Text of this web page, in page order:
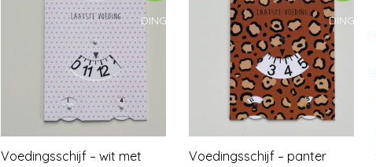
DING!
Voedingsschijf – wit met
DING!
Voedingsschijf – panter